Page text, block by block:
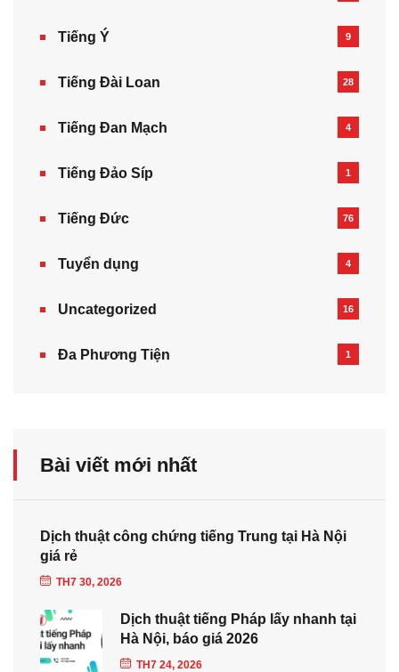
Tiếng Ý 9
Tiếng Đài Loan 28
Tiếng Đan Mạch 4
Tiếng Đảo Síp 1
Tiếng Đức 76
Tuyển dụng 4
Uncategorized 16
Đa Phương Tiện 1
Bài viết mới nhất
Dịch thuật công chứng tiếng Trung tại Hà Nội
giá rẻ
TH7 30, 2026
Dịch thuật tiếng Pháp lấy nhanh tại
Hà Nội, báo giá 2026
TH7 24, 2026